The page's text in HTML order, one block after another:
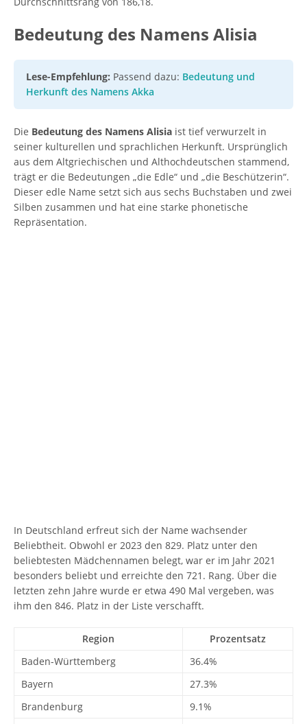
Bedeutung des Namens Alisia
Lese-Empfehlung: Passend dazu: Bedeutung und
Herkunft des Namens Akka
Die Bedeutung des Namens Alisia ist tief verwurzelt in
seiner kulturellen und sprachlichen Herkunft. Ursprünglich
aus dem Altgriechischen und Althochdeutschen stammend,
trägt er die Bedeutungen „die Edle“ und „die Beschützerin“.
Dieser edle Name setzt sich aus sechs Buchstaben und zwei
Silben zusammen und hat eine starke phonetische
Repräsentation.
In Deutschland erfreut sich der Name wachsender
Beliebtheit. Obwohl er 2023 den 829. Platz unter den
beliebtesten Mädchennamen belegt, war er im Jahr 2021
besonders beliebt und erreichte den 721. Rang. Über die
letzten zehn Jahre wurde er etwa 490 Mal vergeben, was
ihm den 846. Platz in der Liste verschafft.
Region
Prozentsatz
Baden-Württemberg
36.4%
Bayern
27.3%
Brandenburg
9.1%